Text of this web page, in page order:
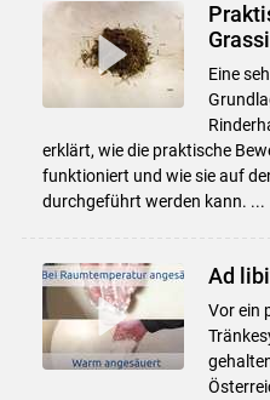
Eine
erklärt, wie die praktische
funktioniert und wie sie auf
durchgeführt werden kann. ...
Ad
Vor ein